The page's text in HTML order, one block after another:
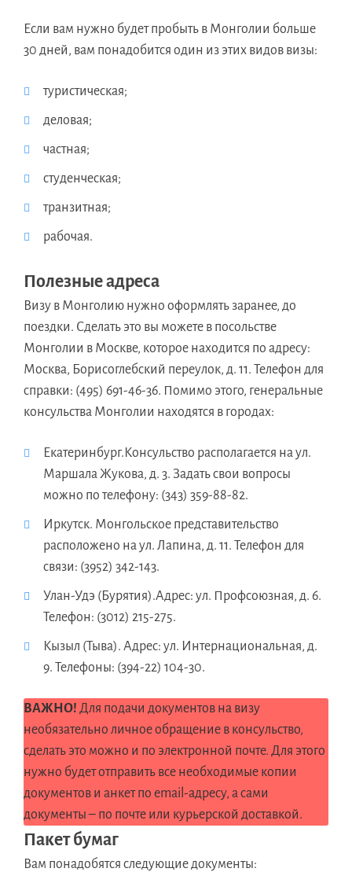
Если вам нужно будет пробыть в Монголии больше
30 дней, вам понадобится один из этих видов визы:
туристическая;
деловая;
частная;
студенческая;
транзитная;
рабочая.
Полезные адреса
Визу в Монголию нужно оформлять заранее, до
поездки. Сделать это вы можете в посольстве
Монголии в Москве, которое находится по адресу:
Москва, Борисоглебский переулок, д. 11. Телефон для
справки: (495) 691-46-36. Помимо этого, генеральные
консульства Монголии находятся в городах:
Екатеринбург.Консульство располагается на ул.
Маршала Жукова, д. 3. Задать свои вопросы
можно по телефону: (343) 359-88-82.
Иркутск. Монгольское представительство
расположено на ул. Лапина, д. 11. Телефон для
связи: (3952) 342-143.
Улан-Удэ (Бурятия).Адрес: ул. Профсоюзная, д. 6.
Телефон: (3012) 215-275.
Кызыл (Тыва). Адрес: ул. Интернациональная, д.
9. Телефоны: (394-22) 104-30.
ВАЖНО! Для подачи документов на визу
необязательно личное обращение в консульство,
сделать это можно и по электронной почте. Для этого
нужно будет отправить все необходимые копии
документов и анкет по email-адресу, а сами
документы – по почте или курьерской доставкой.
Пакет бумаг
Вам понадобятся следующие документы: